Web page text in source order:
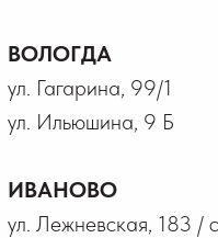
ВОЛОГДА
ул. Гагарина, 99/1
ул. Ильюшина, 9 Б
ИВАНОВО
ул. Лежневская, 183 /